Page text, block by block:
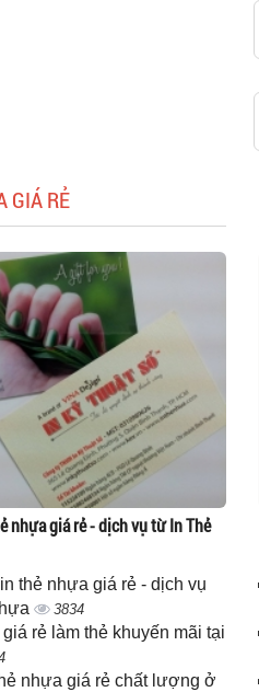
GIÁ RẺ
nhựa giá rẻ - dịch vụ từ In Thẻ
thẻ nhựa giá rẻ - dịch vụ
3834
giá rẻ làm thẻ khuyến mãi tại
nhựa giá rẻ chất lượng ở